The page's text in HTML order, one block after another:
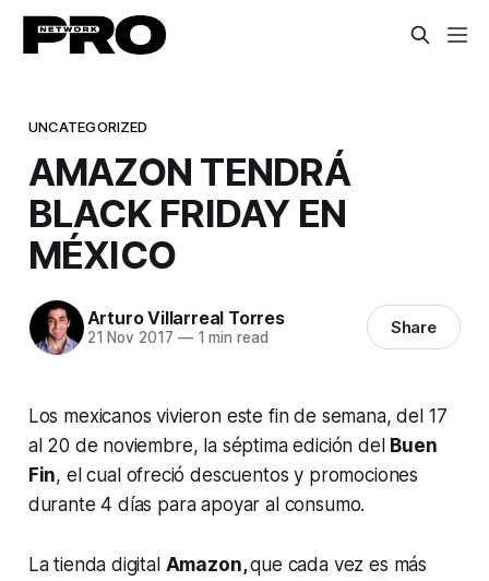
UNCATEGORIZED
AMAZON TENDRÁ
BLACK FRIDAY EN
MÉXICO
Arturo Villarreal Torres
21 Nov 2017 —1 min read Share
Los mexicanos vivieron este fin de semana, del 17
al 20 de noviembre, la séptima edición del Buen
Fin, el cual ofreció descuentos y promociones
durante 4 días para apoyar al consumo.
La tienda digital Amazon,que cada vez es más